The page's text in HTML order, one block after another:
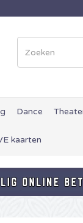
Dance
kaarten